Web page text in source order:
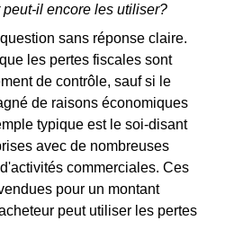
il encore les utiliser?
sans réponse claire.
les pertes fiscales sont
de contrôle, sauf si le
de raisons économiques
typique est le soi-disant
avec de nombreuses
commerciales. Ces
pour un montant
peut utiliser les pertes